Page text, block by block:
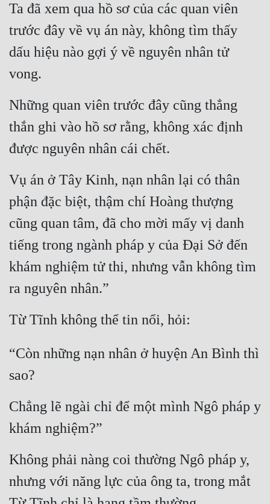
Kinh Dị
Kiếm Hiệp
Linh Dị
Làm Giàu
Lịch Sử
Mưu Mô
Mạt Thế
Mỹ Thực
Ngôn Tình
Nữ Phụ
Phong Thủy - Tâm Linh
Phương Tây
Phản Phái
Quan Trường
Sắc
Ta đã xem qua hồ sơ của các quan viên
trước đây về vụ án này, không tìm thấy
dấu hiệu nào gợi ý về nguyên nhân tử
vong.
Những quan viên trước đây cũng thẳng
thắn ghi vào hồ sơ rằng, không xác định
được nguyên nhân cái chết.
Vụ án ở Tây Kinh, nạn nhân lại có thân
phận đặc biệt, thậm chí Hoàng thượng
cũng quan tâm, đã cho mời mấy vị danh
tiếng trong ngành pháp y của Đại Sở đến
khám nghiệm tử thi, nhưng vẫn không tìm
ra nguyên nhân.”
Từ Tĩnh không thể tin nổi, hỏi:
“Còn những nạn nhân ở huyện An Bình thì
sao?
Chẳng lẽ ngài chỉ để một mình Ngô pháp y
khám nghiệm?”
Không phải nàng coi thường Ngô pháp y,
nhưng với năng lực của ông ta, trong mắt